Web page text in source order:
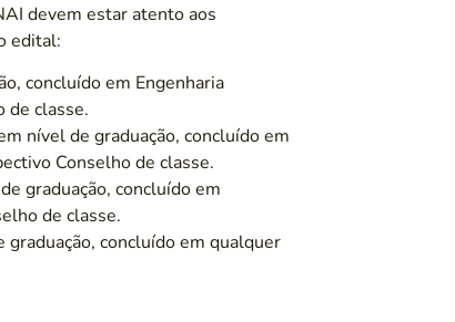
devem estar atento aos
edital:
concluído em Engenharia
de classe.
nível de graduação, concluído em
Conselho de classe.
graduação, concluído em
de classe.
concluído em qualquer